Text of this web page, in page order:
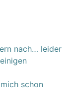
nach… leider
schon